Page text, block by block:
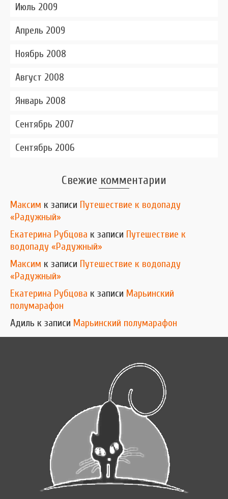
Июль 2009
Апрель 2009
Ноябрь 2008
Август 2008
Январь 2008
Сентябрь 2007
Сентябрь 2006
Свежие комментарии
Максим к записи Путешествие к водопаду
«Радужный»
Екатерина Рубцова к записи Путешествие к
водопаду «Радужный»
Максим к записи Путешествие к водопаду
«Радужный»
Екатерина Рубцова к записи Марьинский
полумарафон
Адиль к записи Марьинский полумарафон